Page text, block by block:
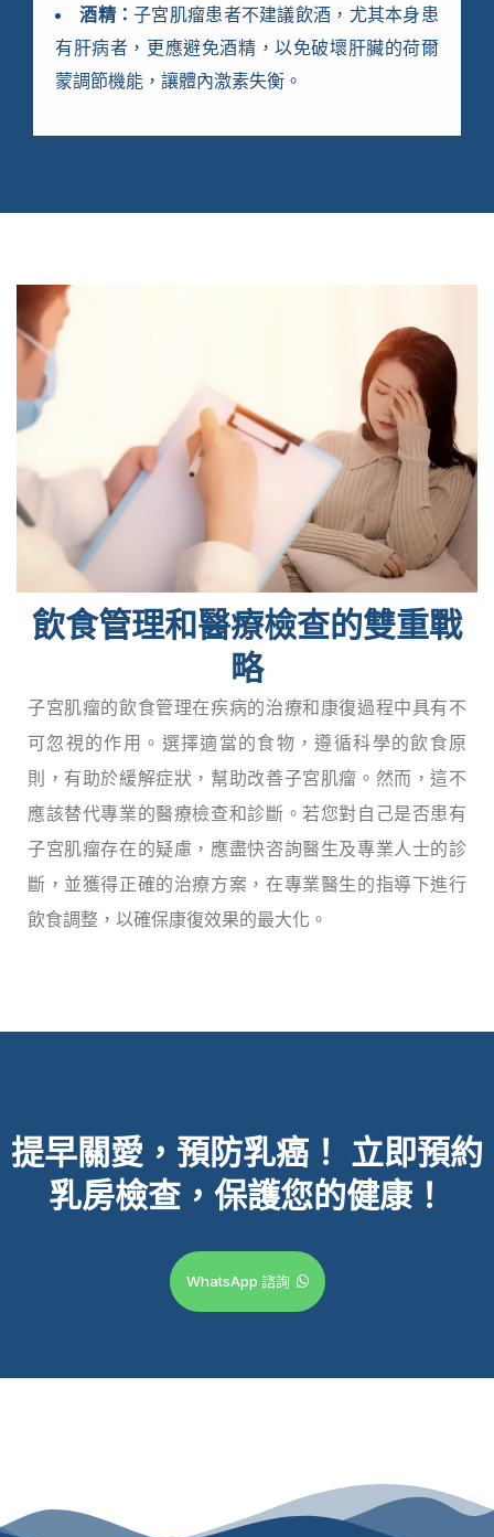
酒精：子宮肌瘤患者不建議飲酒，尤其本身患
有肝病者，更應避免酒精，以免破壞肝臟的荷爾
蒙調節機能，讓體內激素失衡。
飲食管理和醫療檢查的雙重戰
略
子宮肌瘤的飲食管理在疾病的治療和康復過程中具有不
可忽視的作用。選擇適當的食物，遵循科學的飲食原
則，有助於緩解症狀，幫助改善子宮肌瘤。然而，這不
應該替代專業的醫療檢查和診斷。若您對自己是否患有
子宮肌瘤存在的疑慮，應盡快咨詢醫生及專業人士的診
斷，並獲得正確的治療方案，在專業醫生的指導下進行
飲食調整，以確保康復效果的最大化。
提早關愛，預防乳癌！ 立即預約
乳房檢查，保護您的健康！
WhatsApp 諮詢